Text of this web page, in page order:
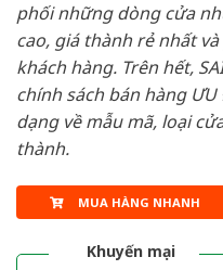
phối những dòng cửa
cao, giá thành rẻ nhất
khách hàng. Trên hết,
chính sách bán hàng
dạng về mẫu mã, loại
thành.
MUA HÀNG NHANH
Khuyến mại